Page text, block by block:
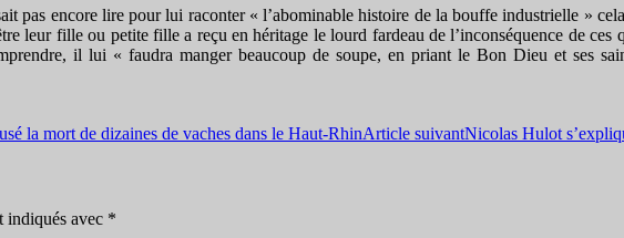
pas encore lire pour lui raconter « l’abominable histoire de la bouffe industrielle »
leur fille ou petite fille a reçu en héritage le lourd fardeau de l’inconséquence de ces
il lui « faudra manger beaucoup de soupe, en priant le Bon Dieu et ses
la mort de dizaines de vaches dans le Haut-RhinArticle suivantNicolas Hulot
indiqués avec *